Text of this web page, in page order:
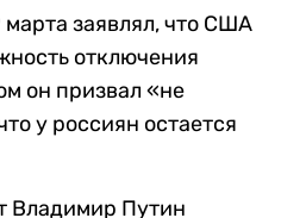
марта заявлял, что США
отключения
он призвал «не
у россиян остается
Владимир Путин